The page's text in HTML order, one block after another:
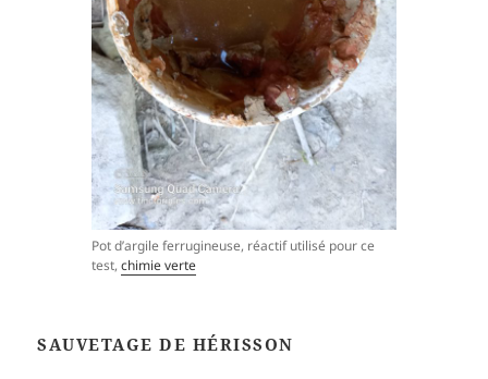
Pot d’argile ferrugineuse, réactif utilisé pour ce
test, chimie verte
SAUVETAGE DE HÉRISSON